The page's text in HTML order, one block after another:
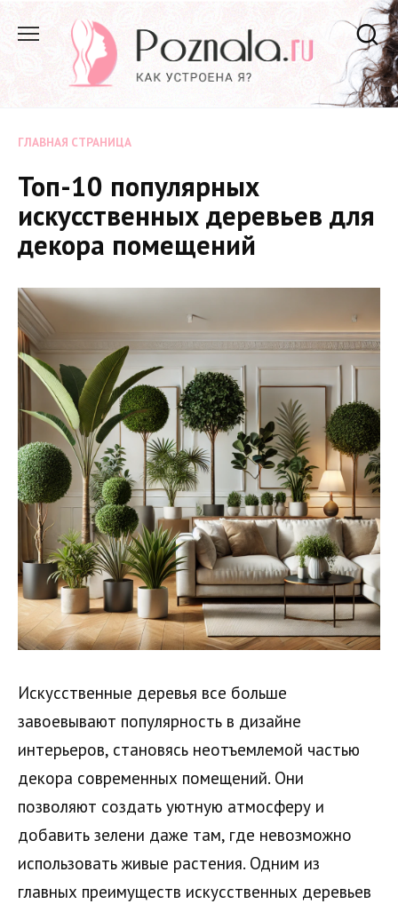
содержанию
ГЛАВНАЯ СТРАНИЦА
Топ-10 популярных
искусственных деревьев для
декора помещений
Искусственные деревья все больше
завоевывают популярность в дизайне
интерьеров, становясь неотъемлемой частью
декора современных помещений. Они
позволяют создать уютную атмосферу и
добавить зелени даже там, где невозможно
использовать живые растения. Одним из
главных преимуществ искусственных деревьев